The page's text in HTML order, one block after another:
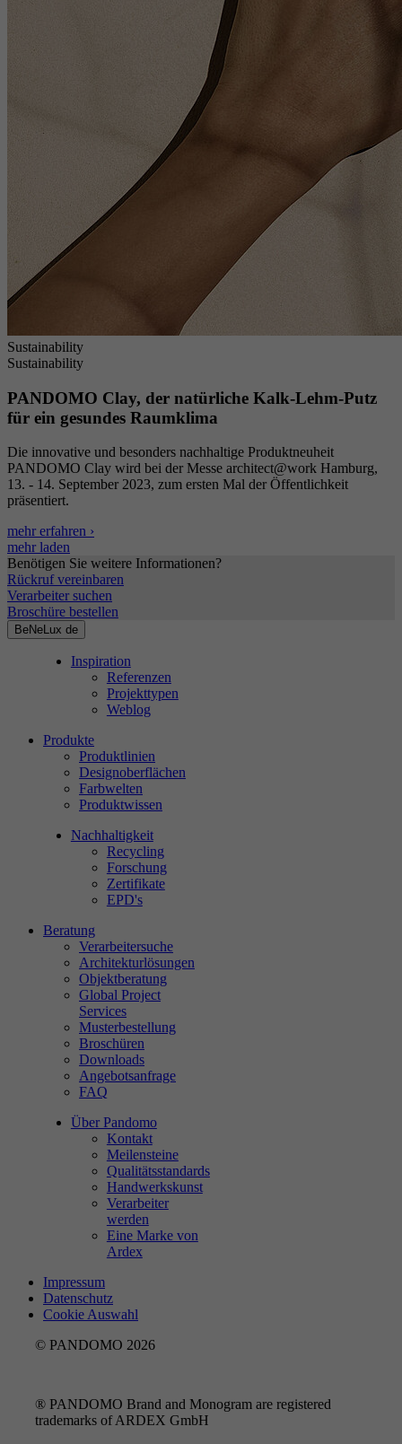
Sustainability
Sustainability
PANDOMO Clay, der natürliche Kalk-Lehm-Putz
für ein gesundes Raumklima
Die innovative und besonders nachhaltige Produktneuheit
PANDOMO Clay wird bei der Messe architect@work Hamburg,
13. - 14. September 2023, zum ersten Mal der Öffentlichkeit
präsentiert.
mehr erfahren ›
mehr laden
Benötigen Sie weitere Informationen?
Rückruf vereinbaren
Verarbeiter suchen
Broschüre bestellen
BeNeLux de
Inspiration
Referenzen
Projekttypen
Weblog
Produkte
Produktlinien
Designoberflächen
Farbwelten
Produktwissen
Nachhaltigkeit
Recycling
Forschung
Zertifikate
EPD's
Beratung
Verarbeitersuche
Architekturlösungen
Objektberatung
Global Project
Services
Musterbestellung
Broschüren
Downloads
Angebotsanfrage
FAQ
Über Pandomo
Kontakt
Meilensteine
Qualitätsstandards
Handwerkskunst
Verarbeiter
werden
Eine Marke von
Ardex
Impressum
Datenschutz
Cookie Auswahl
© PANDOMO 2026
® PANDOMO Brand and Monogram are registered
trademarks of ARDEX GmbH